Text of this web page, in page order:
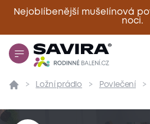
Nejoblíbenější mušelínová
noci.
Přehled Parametry
Ložní prádlo Povlečení